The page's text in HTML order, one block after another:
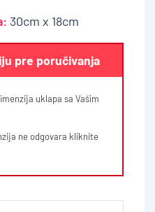
30cm x 18cm
pre poručivanja
uklapa sa Vašim
ne odgovara kliknite